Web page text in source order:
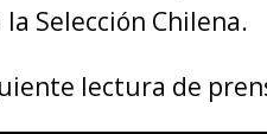
Selección Chilena.
lectura de